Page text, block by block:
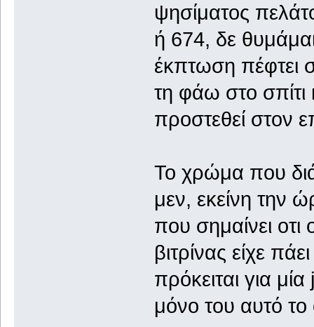
ψησίματος
ή 674, δε
έκπτωση πέφτει
τη φάω στο σπίτι
προστεθεί στον
Το χρώμα που
μεν, εκείνη την
που σημαίνει
βιτρίνας είχε
πρόκειται για
μόνο του αυτό